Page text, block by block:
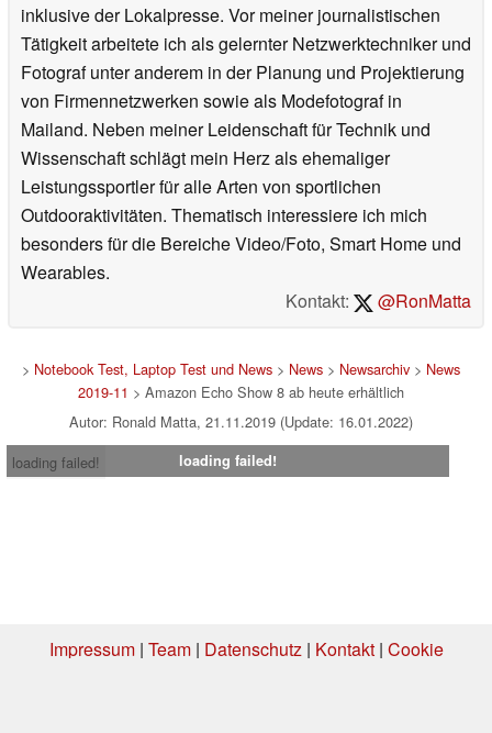
inklusive der Lokalpresse. Vor meiner journalistischen
Tätigkeit arbeitete ich als gelernter Netzwerktechniker und
Fotograf unter anderem in der Planung und Projektierung
von Firmennetzwerken sowie als Modefotograf in
Mailand. Neben meiner Leidenschaft für Technik und
Wissenschaft schlägt mein Herz als ehemaliger
Leistungssportler für alle Arten von sportlichen
Outdooraktivitäten. Thematisch interessiere ich mich
besonders für die Bereiche Video/Foto, Smart Home und
Wearables.
Kontakt:
@RonMatta
> Notebook Test, Laptop Test und News> News> Newsarchiv> News
2019-11 > Amazon Echo Show 8 ab heute erhältlich
Autor: Ronald Matta, 21.11.2019 (Update: 16.01.2022)
loading failed!
loading failed!
Impressum| Team| Datenschutz| Kontakt| Cookie